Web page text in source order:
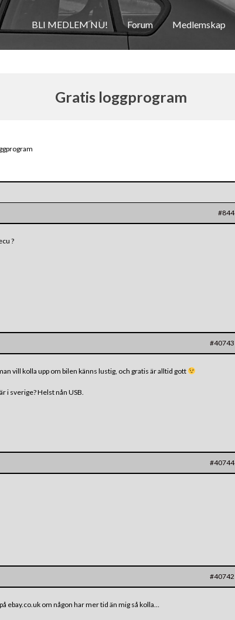
BLI MEDLEM NU! Forum Medlemskap
Gratis loggprogram
#844
?
#40743
vill kolla upp om bilen känns lustig, och gratis är alltid gott
i sverige? Helst nån USB.
#40744
#40742
ebay.co.uk om någon har mer tid än mig så kolla…